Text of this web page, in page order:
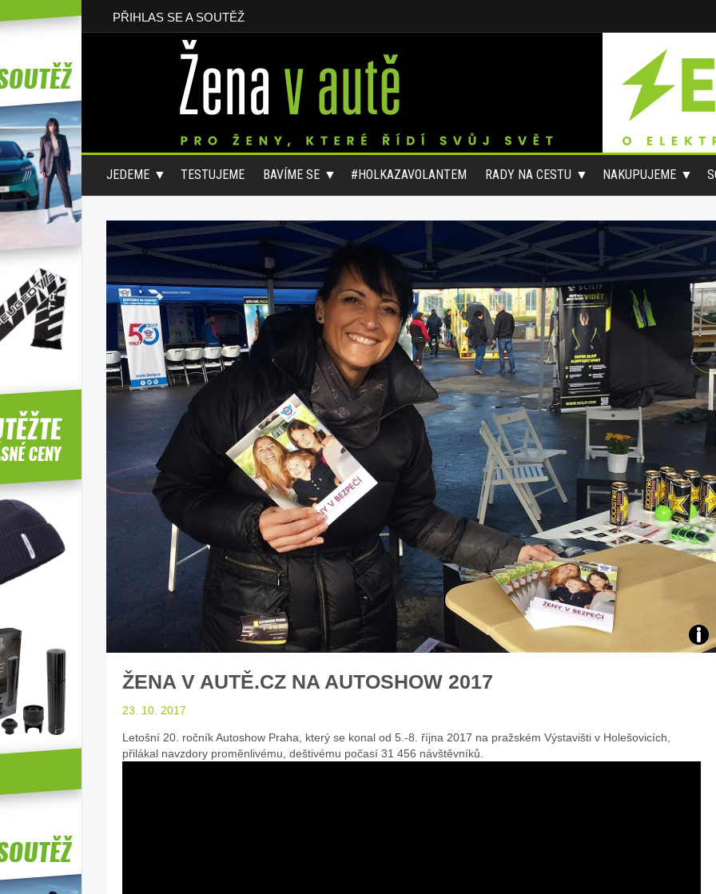
PŘIHLAS SE A SOUTĚŽ
JEDEME TESTUJEME BAVÍME SE #HOLKAZAVOLANTEM RADY NA CESTU NAKUPUJEME
ŽENA V AUTĚ.CZ NA AUTOSHOW 2017
23. 10. 2017
Letošní 20. ročník Autoshow Praha, který se konal od 5.-8. října 2017 na pražském Výstavišti v Holešovicích,
přilákal navzdory proměnlivému, deštivému počasí 31 456 návštěvníků.
laické veřejnosti
Inteligentní průvodce světem
elektromobility
sleduj náš web ELenka.cz
Základy správného poutání
autosedačky
stručně o autosedačkách
Zabavte děti na cestách
překvapivé rady pro